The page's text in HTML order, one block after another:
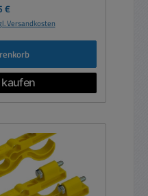
Preis:
€
Versandkosten